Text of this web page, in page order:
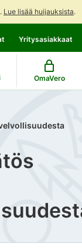
Lue lisää huijauksista.
Yritysasiakkaat
OmaVero